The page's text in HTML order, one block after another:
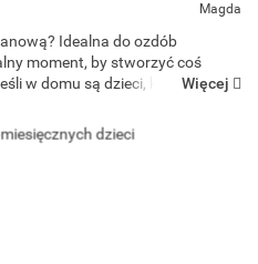
Play
Magda
Idealna do ozdób
moment, by stworzyć coś
w domu są dzieci, któreWięcej